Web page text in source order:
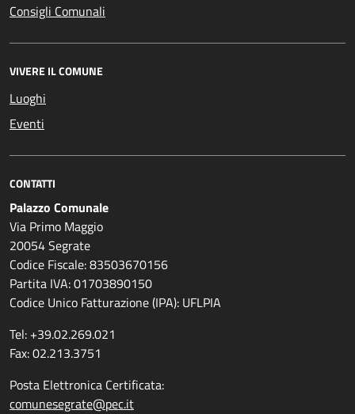
Consigli Comunali
VIVERE IL COMUNE
Luoghi
Eventi
CONTATTI
Palazzo Comunale
Via Primo Maggio
20054 Segrate
Codice Fiscale: 83503670156
Partita IVA: 01703890150
Codice Unico Fatturazione (IPA): UFLPIA
Tel: +39.02.269.021
Fax: 02.213.3751
Posta Elettronica Certificata:
comunesegrate@pec.it